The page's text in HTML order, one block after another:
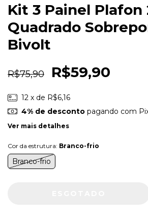
Kit 3 Painel Plafon
Quadrado
Bivolt
R$75,90 R$59,90
12 x de R$6,16
4% de descontopagando com
Ver mais detalhes
Cor da estrutura: Branco-frio
Branco-frio